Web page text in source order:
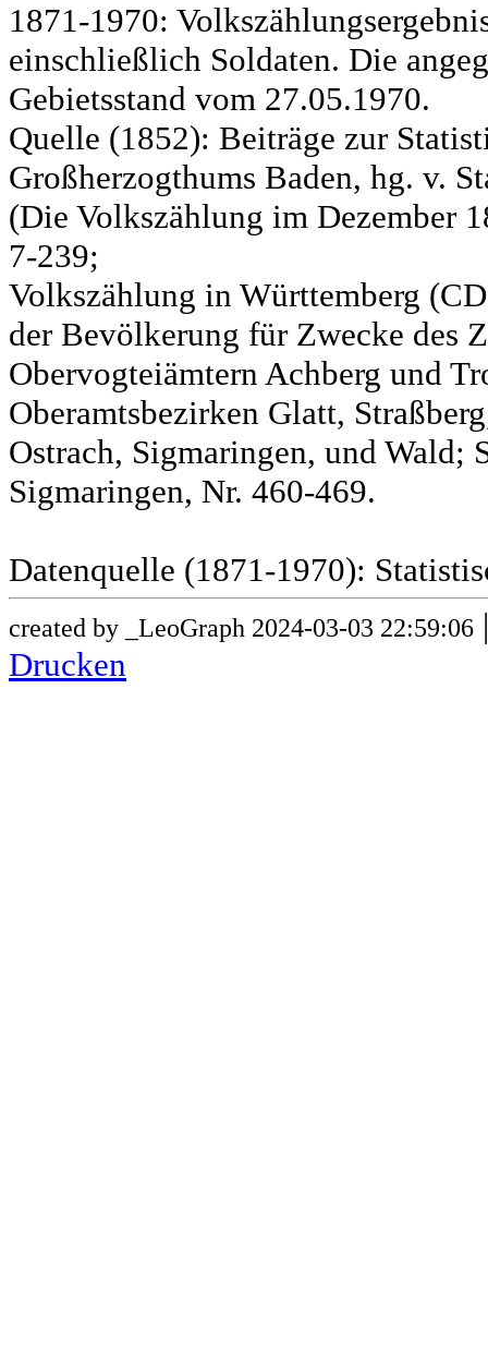
1871-1970:
einschließlich Soldaten. Die
Gebietsstand vom 27.05.1970.
Quelle (1852): Beiträge zur
Großherzogthums Baden, hg. v.
(Die Volkszählung im Dezember
7-239;
Volkszählung in Württemberg
der Bevölkerung für Zwecke des
Obervogteiämtern Achberg und
Oberamtsbezirken Glatt,
Ostrach, Sigmaringen, und Wald;
Sigmaringen, Nr. 460-469.
Datenquelle (1871-1970):
created by _LeoGraph 2024-03-03 22:59:06
Drucken